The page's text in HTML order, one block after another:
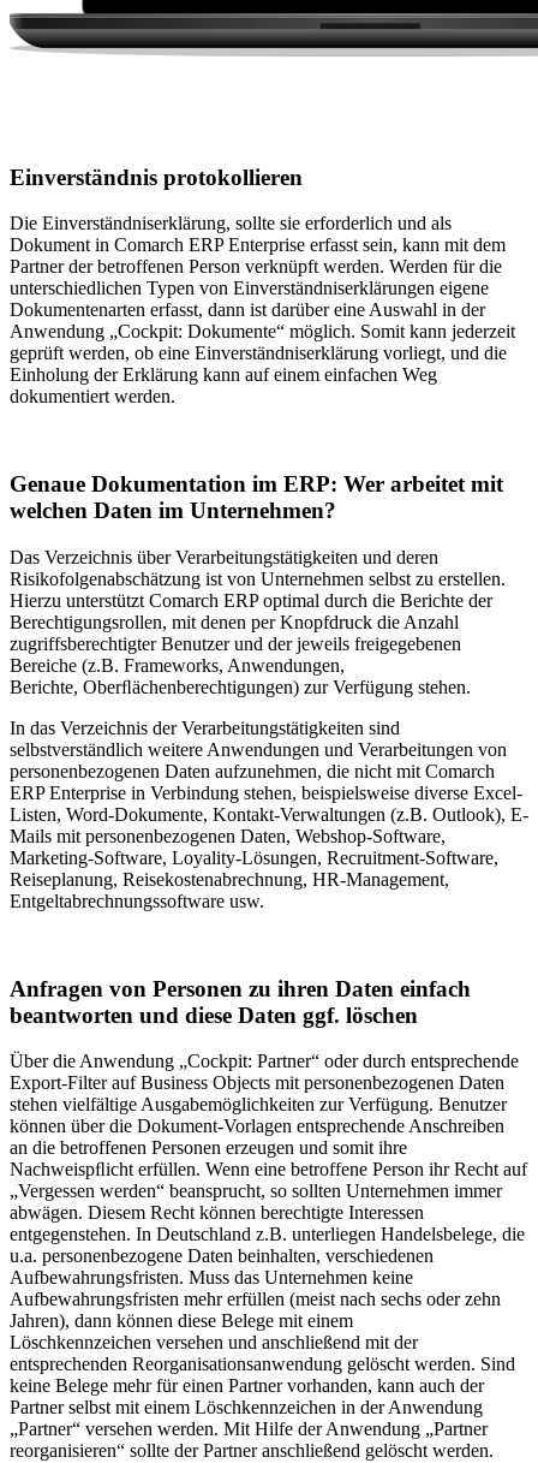
Einverständnis protokollieren
Die Einverständniserklärung, sollte sie erforderlich und als
Dokument in Comarch ERP Enterprise erfasst sein, kann mit dem
Partner der betroffenen Person verknüpft werden. Werden für die
unterschiedlichen Typen von Einverständniserklärungen eigene
Dokumentenarten erfasst, dann ist darüber eine Auswahl in der
Anwendung „Cockpit: Dokumente“ möglich. Somit kann jederzeit
geprüft werden, ob eine Einverständniserklärung vorliegt, und die
Einholung der Erklärung kann auf einem einfachen Weg
dokumentiert werden.
Genaue Dokumentation im ERP: Wer arbeitet mit
welchen Daten im Unternehmen?
Das Verzeichnis über Verarbeitungstätigkeiten und deren
Risikofolgenabschätzung ist von Unternehmen selbst zu erstellen.
Hierzu unterstützt Comarch ERP optimal durch die Berichte der
Berechtigungsrollen, mit denen per Knopfdruck die Anzahl
zugriffsberechtigter Benutzer und der jeweils freigegebenen
Bereiche (z.B. Frameworks, Anwendungen,
Berichte, Oberﬂächenberechtigungen) zur Verfügung stehen.
In das Verzeichnis der Verarbeitungstätigkeiten sind
selbstverständlich weitere Anwendungen und Verarbeitungen von
personenbezogenen Daten aufzunehmen, die nicht mit Comarch
ERP Enterprise in Verbindung stehen, beispielsweise diverse Excel-
Listen, Word-Dokumente, Kontakt-Verwaltungen (z.B. Outlook), E-
Mails mit personenbezogenen Daten, Webshop-Software,
Marketing-Software, Loyality-Lösungen, Recruitment-Software,
Reiseplanung, Reisekostenabrechnung, HR-Management,
Entgeltabrechnungssoftware usw.
Anfragen von Personen zu ihren Daten einfach
beantworten und diese Daten ggf. löschen
Über die Anwendung „Cockpit: Partner“ oder durch entsprechende
Export-Filter auf Business Objects mit personenbezogenen Daten
stehen vielfältige Ausgabemöglichkeiten zur Verfügung. Benutzer
können über die Dokument-Vorlagen entsprechende Anschreiben
an die betroffenen Personen erzeugen und somit ihre
Nachweispﬂicht erfüllen. Wenn eine betroffene Person ihr Recht auf
„Vergessen werden“ beansprucht, so sollten Unternehmen immer
abwägen. Diesem Recht können berechtigte Interessen
entgegenstehen. In Deutschland z.B. unterliegen Handelsbelege, die
u.a. personenbezogene Daten beinhalten, verschiedenen
Aufbewahrungsfristen. Muss das Unternehmen keine
Aufbewahrungsfristen mehr erfüllen (meist nach sechs oder zehn
Jahren), dann können diese Belege mit einem
Löschkennzeichen versehen und anschließend mit der
entsprechenden Reorganisationsanwendung gelöscht werden. Sind
keine Belege mehr für einen Partner vorhanden, kann auch der
Partner selbst mit einem Löschkennzeichen in der Anwendung
„Partner“ versehen werden. Mit Hilfe der Anwendung „Partner
reorganisieren“ sollte der Partner anschließend gelöscht werden.